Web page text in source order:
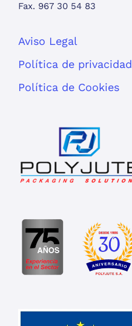
Fax. 967 30 54 83
Aviso Legal
Política de privacidad
Política de Cookies